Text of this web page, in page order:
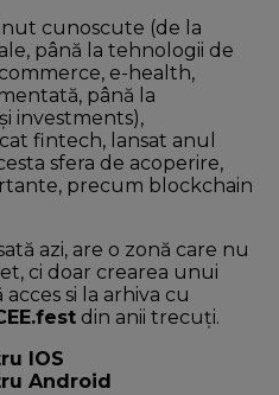
cunoscute (de la
până la tehnologii de
e-health,
până la
investments),
fintech, lansat anul
sfera de acoperire,
precum blockchain
azi, are o zonă care nu
ci doar crearea unui
si la arhiva cu
din anii trecuți.
IOS
Android